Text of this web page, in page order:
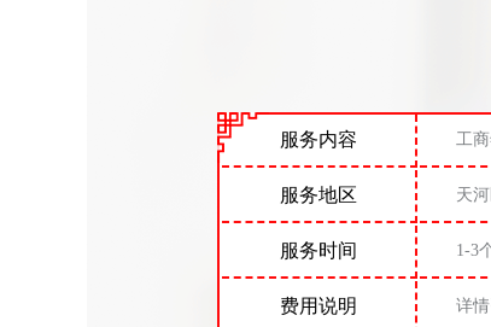
服务内容 工
服务地区 天
服务时间 1-3
费用说明 详